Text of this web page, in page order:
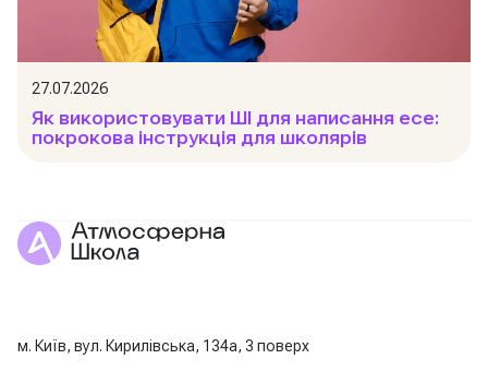
27.07.2026
Як використовувати ШІ для написання есе:
покрокова інструкція для школярів
м. Київ, вул. Кирилівська, 134а, 3 поверх